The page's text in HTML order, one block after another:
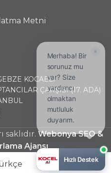
Metni
KOCAELİ
ÇARŞISI (17. ADA)
Webonya SEO &
Ajansı
Merhaba! Bir
sorunuz mu
var? Size
yardımcı
olmaktan
mutluluk
duyarım.
Hızlı Destek